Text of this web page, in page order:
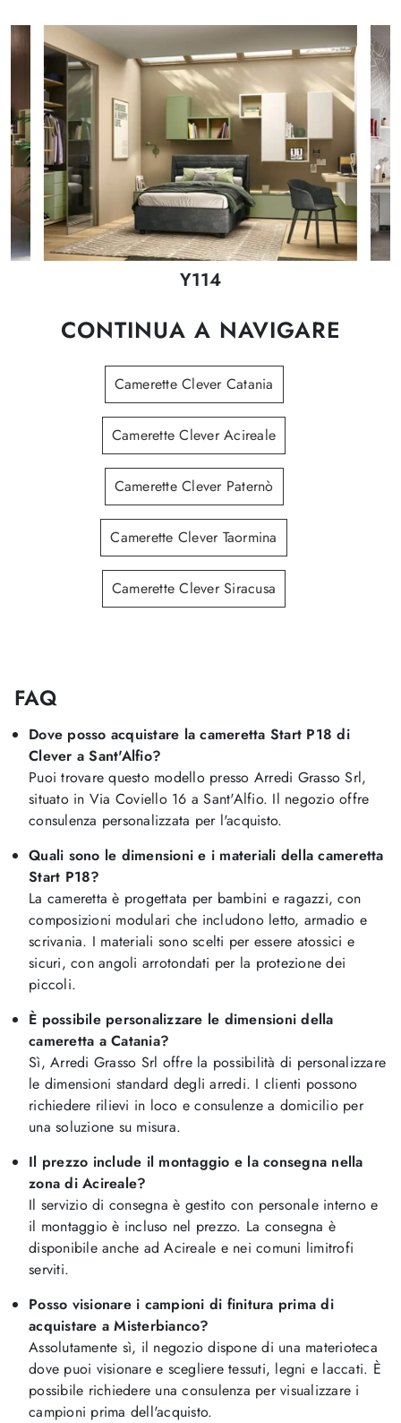
Y114
CONTINUA A NAVIGARE
Camerette Clever Catania
Camerette Clever Acireale
Camerette Clever Paternò
Camerette Clever Taormina
Camerette Clever Siracusa
FAQ
Dove posso acquistare la cameretta Start P18 di
Clever a Sant'Alfio?
Puoi trovare questo modello presso Arredi Grasso Srl,
situato in Via Coviello 16 a Sant'Alfio. Il negozio offre
consulenza personalizzata per l'acquisto.
Quali sono le dimensioni e i materiali della cameretta
Start P18?
La cameretta è progettata per bambini e ragazzi, con
composizioni modulari che includono letto, armadio e
scrivania. I materiali sono scelti per essere atossici e
sicuri, con angoli arrotondati per la protezione dei
piccoli.
È possibile personalizzare le dimensioni della
cameretta a Catania?
Sì, Arredi Grasso Srl offre la possibilità di personalizzare
le dimensioni standard degli arredi. I clienti possono
richiedere rilievi in loco e consulenze a domicilio per
una soluzione su misura.
Il prezzo include il montaggio e la consegna nella
zona di Acireale?
Il servizio di consegna è gestito con personale interno e
il montaggio è incluso nel prezzo. La consegna è
disponibile anche ad Acireale e nei comuni limitrofi
serviti.
Posso visionare i campioni di finitura prima di
acquistare a Misterbianco?
Assolutamente sì, il negozio dispone di una materioteca
dove puoi visionare e scegliere tessuti, legni e laccati. È
possibile richiedere una consulenza per visualizzare i
campioni prima dell'acquisto.